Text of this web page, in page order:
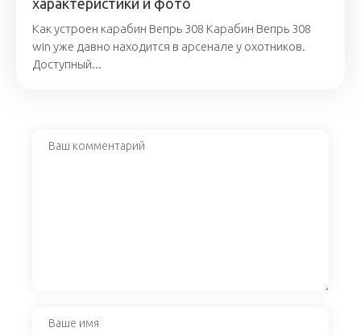
характеристики и фото
Как устроен карабин Вепрь 308 Карабин Вепрь 308
win уже давно находится в арсенале у охотников.
Доступный...